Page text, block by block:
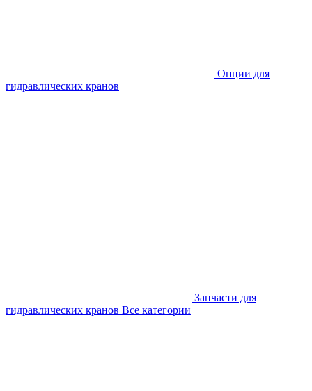
Опции для
гидравлических кранов
Запчасти для
гидравлических кранов Все категории